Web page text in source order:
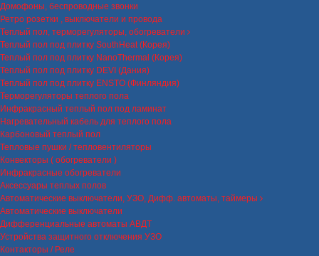
Домофоны, беспроводные звонки
Ретро розетки , выключатели и провода
Теплый пол, терморегуляторы, обогреватели
Теплый пол под плитку SouthHeat (Корея)
Теплый пол под плитку NanoThermal (Корея)
Теплый пол под плитку DEVI (Дания)
Теплый пол под плитку ENSTO (Финляндия)
Терморегуляторы теплого пола
Инфракрасный теплый пол под ламинат
Нагревательный кабель для теплого пола
Карбоновый теплый пол
Тепловые пушки / тепловентиляторы
Конвекторы ( обогреватели )
Инфракрасные обогреватели
Аксессуары теплых полов
Автоматические выключатели, УЗО, Дифф. автоматы, таймеры
Автоматические выключатели
Дифференциальные автоматы АВДТ
Устройства защитного отключения УЗО
Контакторы / Реле